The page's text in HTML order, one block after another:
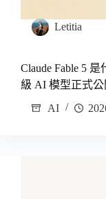
Letitia
Claude Fable 5
級 AI 模型正式公
AI